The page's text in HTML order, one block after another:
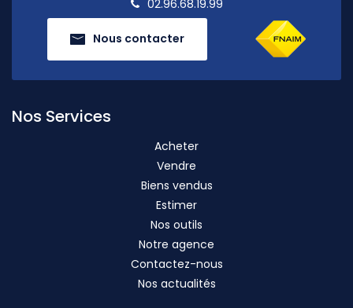
02.96.68.19.99
Nous contacter
Nos Services
Acheter
Vendre
Biens vendus
Estimer
Nos outils
Notre agence
Contactez-nous
Nos actualités